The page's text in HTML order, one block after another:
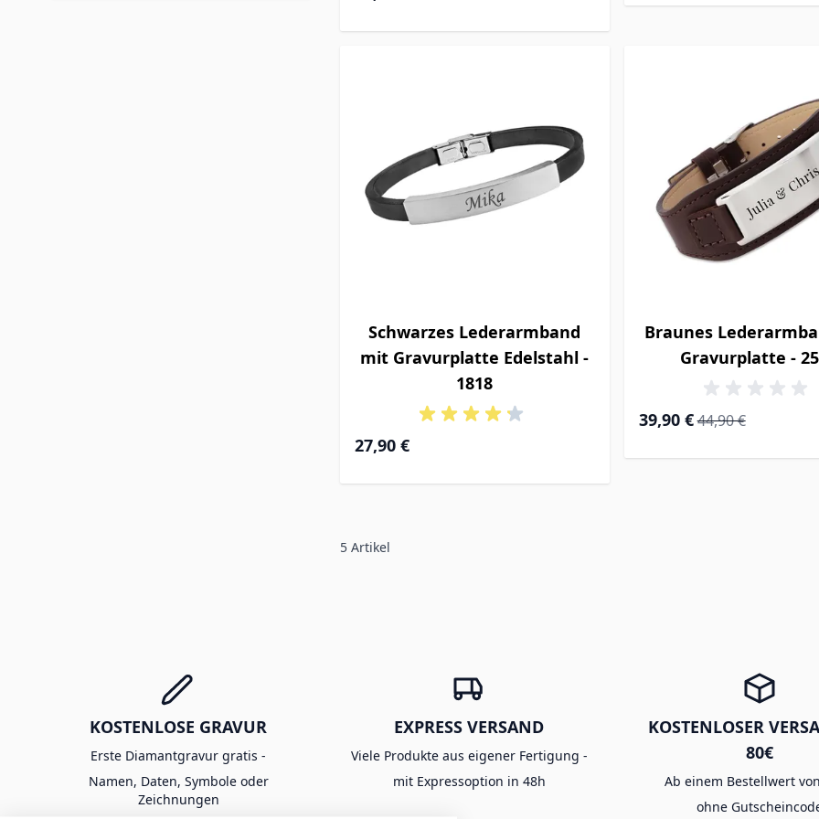
Schwarzes Lederarmband
mit Gravurplatte Edelstahl -
1818
27,90 €
Braunes
Gravurplatte -
Special Price
39,90 € Regular Price
44,90 €
5 Artikel
KOSTENLOSE GRAVUR
Erste Diamantgravur gratis -
Namen, Daten, Symbole oder
Zeichnungen
EXPRESS VERSAND
Viele Produkte aus eigener Fertigung -
mit Expressoption in 48h
KOSTENLOSER
80€
Ab einem Bestellwert
ohne